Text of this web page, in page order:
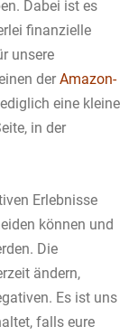
Dabei ist es
finanzielle
unsere
der Amazon-
eine kleine
in der
Erlebnisse
können und
Die
ändern,
Es ist uns
falls eure